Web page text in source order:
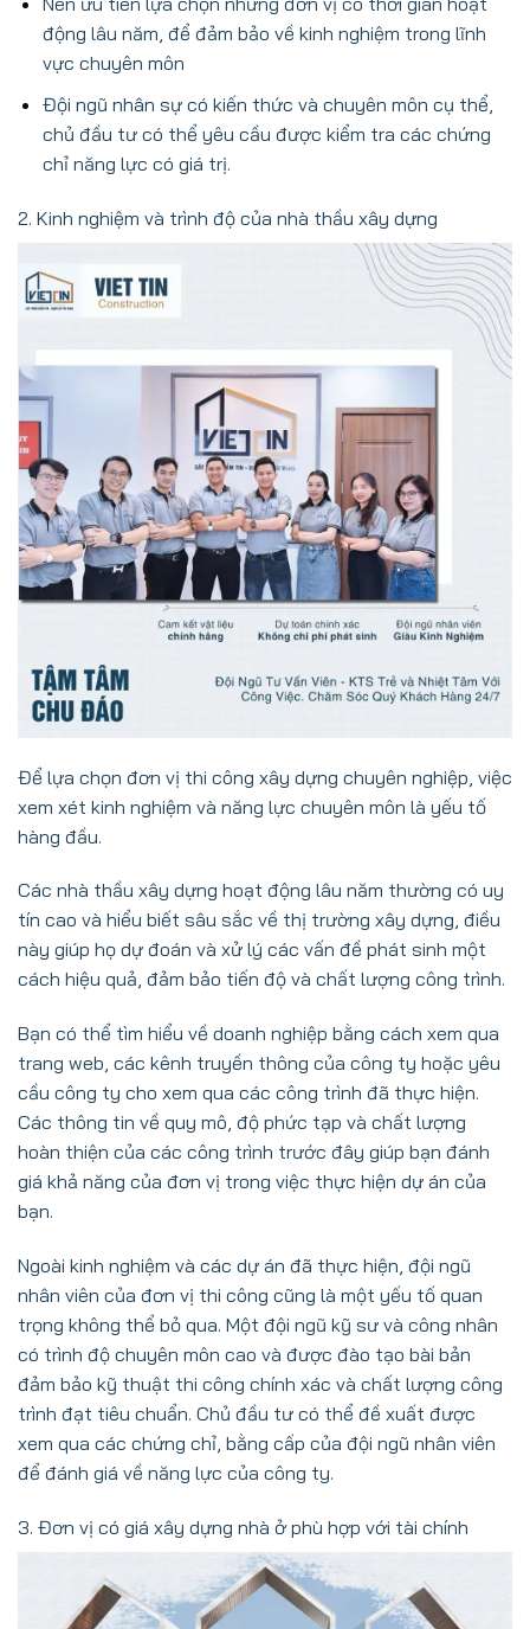
động lâu năm, để đảm bảo về kinh nghiệm trong lĩnh
vực chuyên môn
Đội ngũ nhân sự có kiến thức và chuyên môn cụ thể,
chủ đầu tư có thể yêu cầu được kiểm tra các chứng
chỉ năng lực có giá trị.
2. Kinh nghiệm và trình độ của nhà thầu xây dựng
Để lựa chọn đơn vị thi công xây dựng chuyên nghiệp, việc
xem xét kinh nghiệm và năng lực chuyên môn là yếu tố
hàng đầu.
Các nhà thầu xây dựng hoạt động lâu năm thường có uy
tín cao và hiểu biết sâu sắc về thị trường xây dựng, điều
này giúp họ dự đoán và xử lý các vấn đề phát sinh một
cách hiệu quả, đảm bảo tiến độ và chất lượng công trình.
Bạn có thể tìm hiểu về doanh nghiệp bằng cách xem qua
trang web, các kênh truyền thông của công ty hoặc yêu
cầu công ty cho xem qua các công trình đã thực hiện.
Các thông tin về quy mô, độ phức tạp và chất lượng
hoàn thiện của các công trình trước đây giúp bạn đánh
giá khả năng của đơn vị trong việc thực hiện dự án của
bạn.
Ngoài kinh nghiệm và các dự án đã thực hiện, đội ngũ
nhân viên của đơn vị thi công cũng là một yếu tố quan
trọng không thể bỏ qua. Một đội ngũ kỹ sư và công nhân
có trình độ chuyên môn cao và được đào tạo bài bản
đảm bảo kỹ thuật thi công chính xác và chất lượng công
trình đạt tiêu chuẩn. Chủ đầu tư có thể đề xuất được
xem qua các chứng chỉ, bằng cấp của đội ngũ nhân viên
để đánh giá về năng lực của công ty.
3. Đơn vị có giá xây dựng nhà ở phù hợp với tài chính